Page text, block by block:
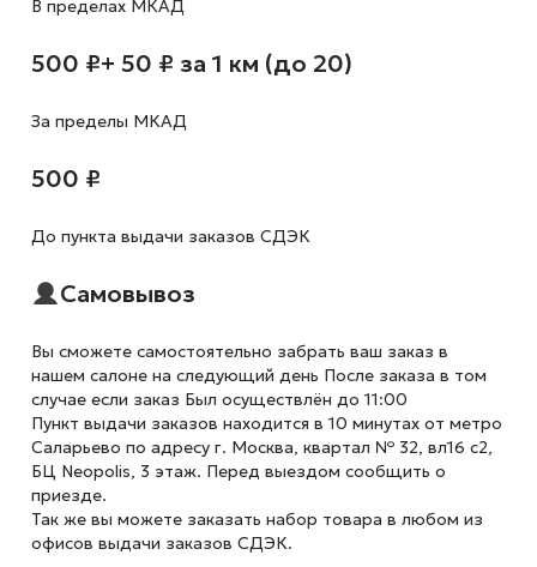
В пределах МКАД
500 ₽+ 50 ₽ за 1 км (до 20)
За пределы МКАД
500 ₽
До пункта выдачи заказов СДЭК
Самовывоз
Вы сможете самостоятельно забрать ваш заказ в
нашем салоне на следующий день После заказа в том
случае если заказ Был осуществлён до 11:00
Пункт выдачи заказов находится в 10 минутах от метро
Саларьево по адресу г. Москва, квартал № 32, вл16 с2,
БЦ Neopolis, 3 этаж. Перед выездом сообщить о
приезде.
Так же вы можете заказать набор товара в любом из
офисов выдачи заказов СДЭК.